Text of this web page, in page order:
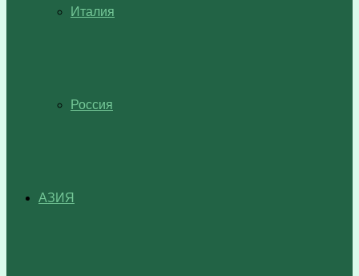
Италия
Россия
АЗИЯ